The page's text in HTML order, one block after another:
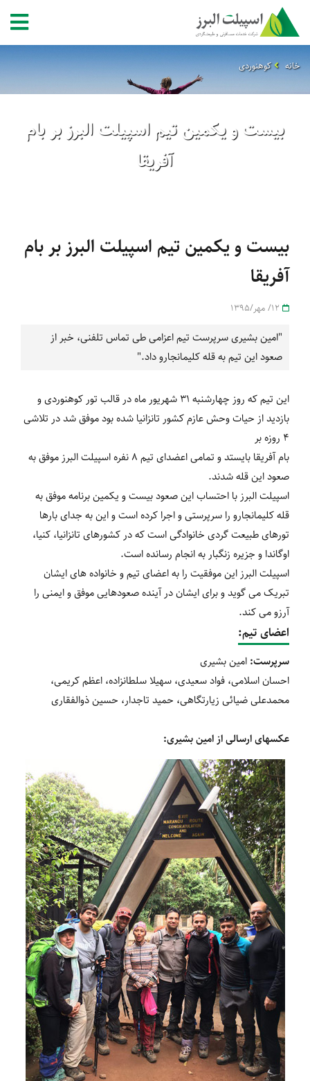
خانه کوهنوردی
بیست و یکمین تیم اسپیلت البرز بر بام
آفریقا
بیست و یکمین تیم اسپیلت البرز بر بام
آفریقا
"امین بشیری سرپرست تیم اعزامی طی تماس تلفنی، خبر از
صعود این تیم به قله کلیمانجارو داد."
این تیم که روز چهارشنبه 31 شهریور ماه در قالب تور کوهنوردی و
بازدید از حیات وحش عازم کشور تانزانیا شده بود موفق شد در تلاشی
4 روزه بر
بام آفریقا بایستد و تمامی اعضدای تیم 8 نفره اسپیلت البرز موفق به
صعود این قله شدند.
اسپیلت البرز با احتساب این صعود بیست و یکمین برنامه موفق به
قله کلیمانجارو را سرپرستی و اجرا کرده است و این به جدای بارها
تورهای طبیعت گردی خانوادگی است که در کشورهای تانزانیا، کنیا،
اوگاندا و جزیره زنگبار به انجام رسانده است.
اسپیلت البرز این موفقیت را به اعضای تیم و خانواده های ایشان
تبریک می گوید و برای ایشان در آینده صعودهایی موفق و ایمنی را
آرزو می کند.
اعضای تیم:
سرپرست: امین بشیری
احسان اسلامی، فواد سعیدی، سهیلا سلطانزاده، اعظم کریمی،
محمدعلی ضیائی زیارتگاهی، حمید تاجدار، حسین ذوالفقاری
عکسهای ارسالی از امین بشیری: